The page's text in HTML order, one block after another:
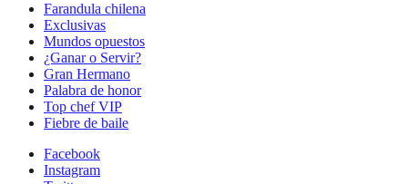
Farandula chilena
Exclusivas
Mundos opuestos
¿Ganar o Servir?
Gran Hermano
Palabra de honor
Top chef VIP
Fiebre de baile
Facebook
Instagram